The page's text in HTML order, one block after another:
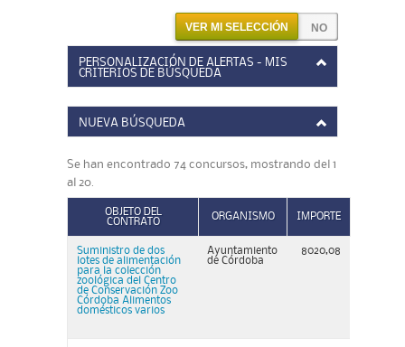
VER MI SELECCIÓN
PERSONALIZACIÓN DE ALERTAS - MIS
CRITERIOS DE BÚSQUEDA
NUEVA BÚSQUEDA
Se han encontrado 74 concursos, mostrando del 1
al 20.
OBJETO DEL
CONTRATO
ORGANISMO IMPORTE
Suministro de dos
lotes de alimentación
para la colección
zoológica del Centro
de Conservación Zoo
Córdoba Alimentos
domésticos varios
Ayuntamiento
de Córdoba
8020,08